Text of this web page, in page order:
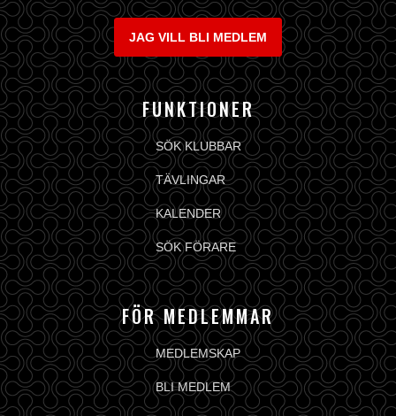
JAG VILL BLI MEDLEM
FUNKTIONER
SÖK KLUBBAR
TÄVLINGAR
KALENDER
SÖK FÖRARE
FÖR MEDLEMMAR
MEDLEMSKAP
BLI MEDLEM